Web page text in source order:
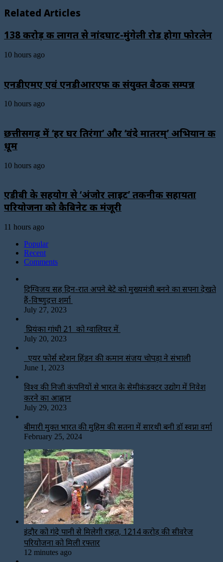
Related Articles
138 करोड़ की लागत से नांदघाट-मुंगेली रोड होगा फोरलेन
10 hours ago
एनडीएमए एवं एनडीआरएफ की संयुक्त बैठक सम्पन्न
10 hours ago
छत्तीसगढ़ में ‘हर घर तिरंगा’ और ‘वंदे मातरम्’ अभियान की
धूम
10 hours ago
एडीबी के सहयोग से ‘अंजोर लाइट’ तकनीकी सहायता
परियोजना को कैबिनेट की मंजूरी
11 hours ago
Popular
Recent
Comments
दिग्विजय सिंह दिन-रात अपने बेटे को मुख्यमंत्री बनने का सपना देखते
हैं-विष्णुदत्त शर्मा
July 27, 2023
प्रियंका गांधी 21 को ग्वालियर में
July 20, 2023
एयर फोर्स स्टेशन हिंडन की कमान संजय चोपड़ा ने संभाली
June 1, 2023
विश्‍व की निजी कंपनियों से भारत के सेमीकंडक्टर उद्योग में निवेश
करने का आह्वान
July 29, 2023
बीमारी मुक्त भारत की मुहिम की सतना में सारथी बनी डाॅ स्वप्ना वर्मा
February 25, 2024
इंदौर को गंदे पानी से मिलेगी राहत, ₹1214 करोड़ की सीवरेज
परियोजना को मिली रफ्तार
12 minutes ago